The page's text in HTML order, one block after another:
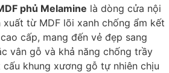
phủ Melamine là dòng cửa nội
từ MDF lõi xanh chống ẩm kết
cấp, mang đến vẻ đẹp sang
vân gỗ và khả năng chống trầy
khung xương gỗ tự nhiên chịu